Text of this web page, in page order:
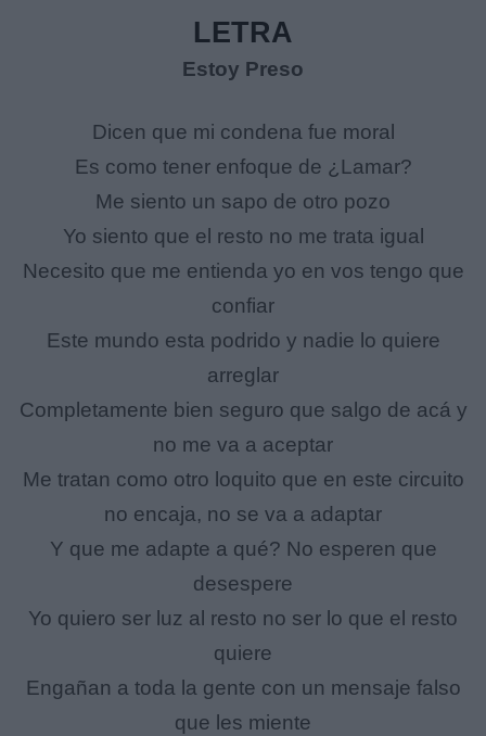
LETRA
Estoy Preso
Dicen que mi condena fue moral
Es como tener enfoque de ¿Lamar?
Me siento un sapo de otro pozo
Yo siento que el resto no me trata igual
Necesito que me entienda yo en vos tengo que
confiar
Este mundo esta podrido y nadie lo quiere
arreglar
Completamente bien seguro que salgo de acá y
no me va a aceptar
Me tratan como otro loquito que en este circuito
no encaja, no se va a adaptar
Y que me adapte a qué? No esperen que
desespere
Yo quiero ser luz al resto no ser lo que el resto
quiere
Engañan a toda la gente con un mensaje falso
que les miente